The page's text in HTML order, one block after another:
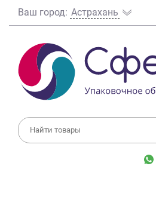
Ваш город: Астрахань